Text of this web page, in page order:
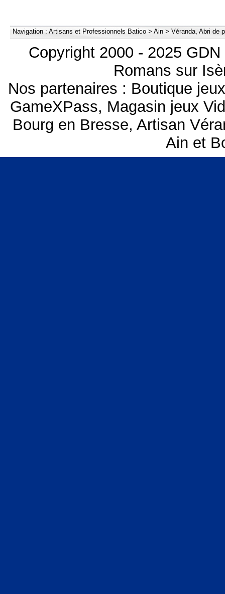
Navigation : Artisans et Professionnels Batico > Ain > Véranda, Abri de
Copyright 2000 - 2025
Romans sur
Nos partenaires : Boutique
GameXPass, Magasin jeux
Bourg en Bresse, Artisan
Ain et